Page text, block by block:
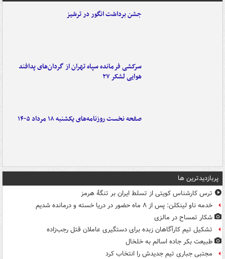
جشن برداشت انگور در ترشیز
سرکشی فرمانده سپاه تهران از گردان‌های پدافند
هوایی لشکر ۲۷
صفحه نخست روزنامه‌های یکشنبه ۱۸ مرداد ۱۴۰۵
پربازدیدترین ها
ترس کارشناس کویتی از تسلط ایران بر تنگۀ هرمز
خدمه ناو لینکلن: پس از ۸ ماه حضور در دریا خسته و درمانده‌ شدیم
شکار تمساح در مالزی
تشکیل تیم کارآگاهان زبده برای دستگیری عاملان قتل رجب‌زاده
طبیعت بکر جاده اسالم به خلخال
مجتبی جباری تیم جدیدش را انتخاب کرد